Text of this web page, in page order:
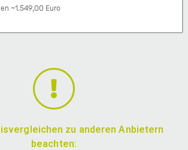
~1.549,00 Euro
zu anderen Anbietern
beachten: